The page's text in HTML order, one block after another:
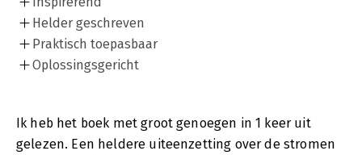
Helder geschreven
Praktisch toepasbaar
Oplossingsgericht
Ik heb het boek met groot genoegen in 1 keer uit
gelezen. Een heldere uiteenzetting over de stromen